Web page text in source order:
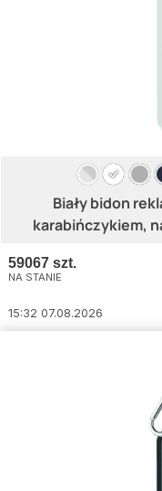
Biały bidon
karabińczykiem,
59067 szt.
NA STANIE
15:32 07.08.2026